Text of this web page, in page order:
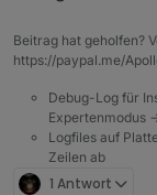
Beitrag hat geholfen?
https://paypal.me/
Debug-Log für
Expertenmodus
Logfiles auf
Zeilen ab
1 Antwort